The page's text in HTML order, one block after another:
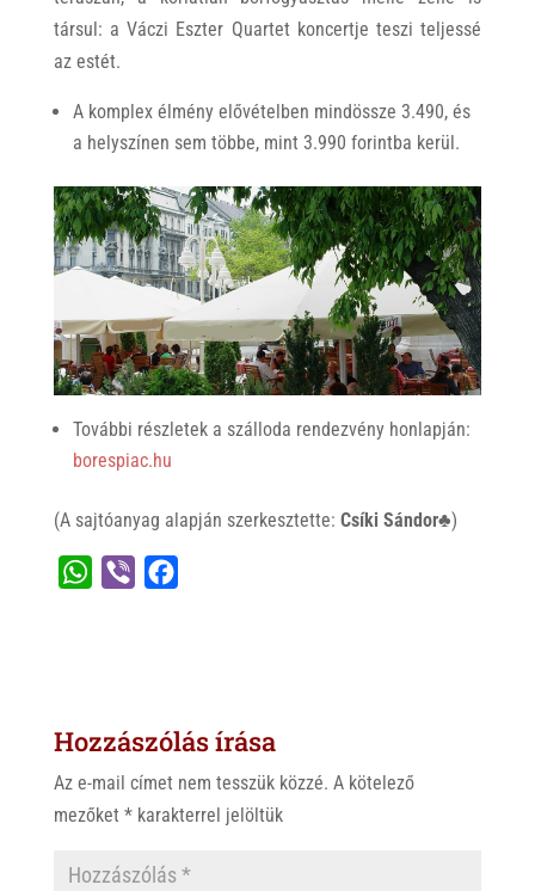
társul: a Váczi Eszter Quartet koncertje teszi teljessé
az estét.
A komplex élmény elővételben mindössze 3.490, és
a helyszínen sem többe, mint 3.990 forintba kerül.
További részletek a szálloda rendezvény honlapján:
borespiac.hu
(A sajtóanyag alapján szerkesztette: Csíki Sándor♣)
A
p
o
k
Hozzászólás írása
Az e-mail címet nem tesszük közzé. A kötelező
mezőket *karakterrel jelöltük